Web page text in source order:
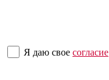
Я даю свое согласие